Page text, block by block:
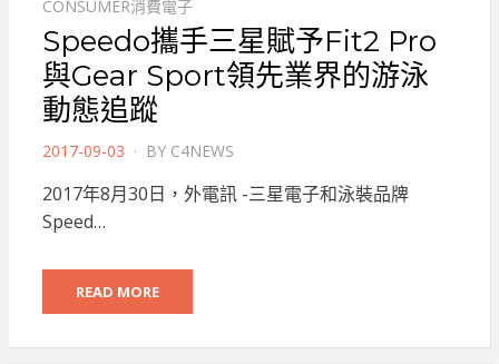
CONSUMER消費電子
Speedo攜手三星賦予Fit2 Pro
與Gear Sport領先業界的游泳
動態追蹤
POSTED
2017-09-03 BY C4NEWS
2017年8月30日，外電訊 -三星電子和泳裝品牌
Speed…
READ MORE